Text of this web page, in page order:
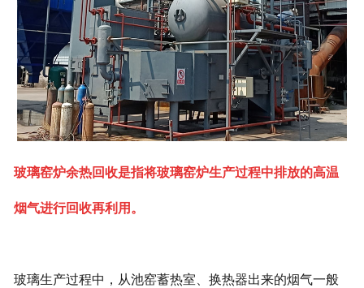
部分公司业绩
工程案例
联系我们
玻璃窑炉余热回收是指将玻璃窑炉生产过程中排放的高温
烟气进行回收再利用。
玻璃生产过程中，从池窑蓄热室、换热器出来的烟气一般